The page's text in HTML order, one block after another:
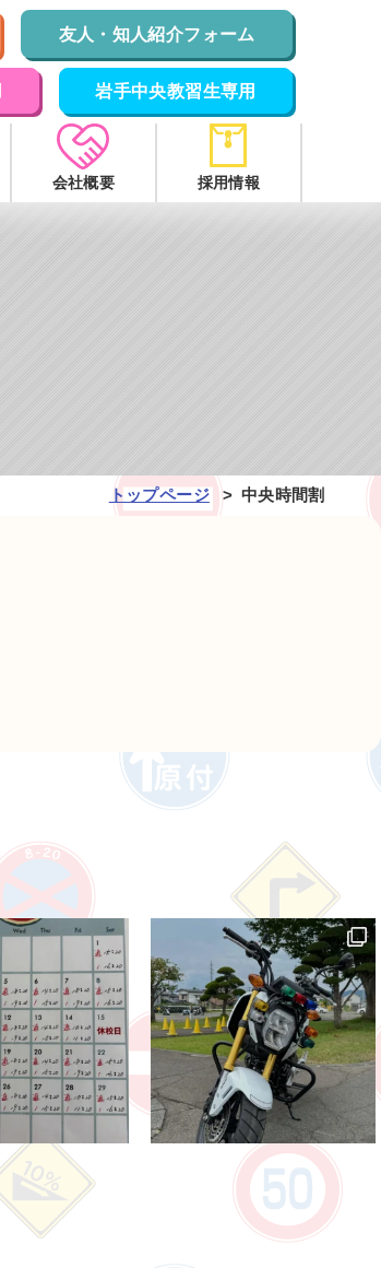
友人・知人紹介フォーム
岩手中央教習生専用
会社概要 採用情報
トップページ 中央時間割